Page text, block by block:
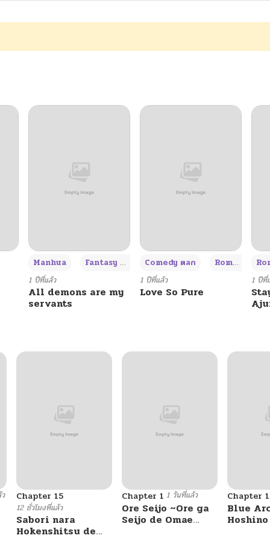
Manhua Fantasy แฟนตาซี +3
1 ปีที่แล้ว
All demons are my
servants
Comedy ตลก
Romance โรแมนซ์
1 ปีที่แล้ว
Love So Pure
1 ปีที่
Chapter 15
12 ชั่วโมงที่แล้ว
Sabori nara
Hokenshitsu de
Chapter 1 1 วันที่แล้ว
Ore Seijo ~Ore ga
Seijo de Omae
Chapter 1
Blue